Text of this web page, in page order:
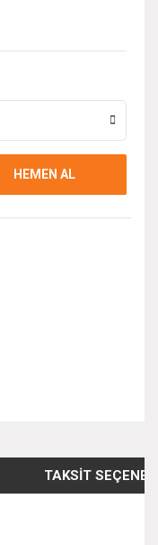
HEMEN AL
TAKSIT